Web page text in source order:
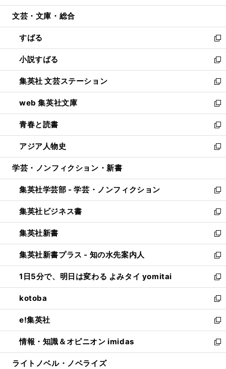
開
ウ
開
く
ン
ウ
で
開
く
ウ
ン
ド
ウ
で
開
く
文芸・文庫・総合
すばる
新
し
い
ウ
ィ
ン
ド
ウ
で
開
く
小説すばる
新
し
い
ウ
ィ
ン
ド
ウ
で
開
集英社 文芸ステーション
新
し
い
ウ
ィ
ン
ド
ウ
開
く
web 集英社文庫
新
し
い
ウ
ィ
ン
ウ
で
開
く
青春と読書
新
し
い
ウ
ン
ド
ウ
で
開
く
アジア人物史
新
し
ウ
ィ
ン
ド
ウ
で
開
く
学芸・ノンフィクション・新書
集英社学芸部 - 学芸・ノンフィクション
新
し
い
ウ
ィ
ン
ド
ウ
で
開
く
集英社ビジネス書
新
し
い
ウ
ィ
ン
ド
ウ
で
開
く
集英社新書
新
し
い
ウ
ィ
ン
ド
ウ
で
開
く
集英社新書プラス - 知の水先案内人
新
し
い
ウ
ィ
ン
ド
ウ
で
開
1日5分で、明日は変わる よみタイ yomitai
新
し
い
ウ
ィ
ン
ド
ウ
kotoba
新
し
い
ウ
ィ
ン
e!集英社
新
し
い
ウ
情報・知識＆オピニオン imidas
新
し
ライトノベル・ノベライズ